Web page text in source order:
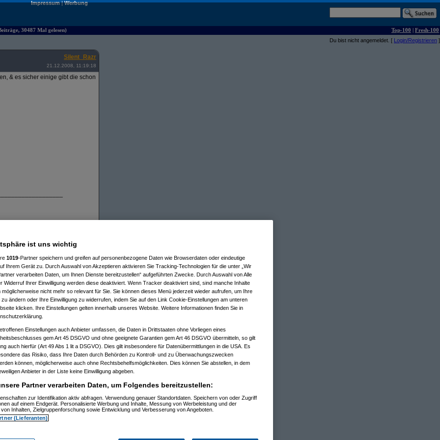
Impressum|Werbung
30487 Mal gelesen) Top-100 | Fresh-100
Du bist nicht angemeldet. [ Login/Registrieren ]
Silent_Razr
21.12.2008, 11:19:18
& es sicher einige gibt die schon
11:32:52)
11:35:10)
12:40:07)
21.12.2008, 12:43:46)
12:46:42)
21.12.2008, 12:48:51)
am 21.12.2008, 15:29:14)
am 21.12.2008, 12:49:41)
am 21.12.2008, 12:59:58)
am 22.12.2008, 19:52:16)
am 22.12.2008, 20:38:25)
am 22.12.2008, 20:56:19)
am 22.12.2008, 21:01:14)
am 22.12.2008, 21:06:19)
am 22.12.2008, 21:26:38)
ist uns wichtig
1019-Partner speichern und greifen auf personenbezogene Daten wie Browserdaten oder eindeutige
Ihrem Gerät zu. Durch Auswahl von Akzeptieren aktivieren Sie Tracking-Technologien für die unter „Wir
verarbeiten Daten, um Ihnen Dienste bereitzustellen“ aufgeführten Zwecke. Durch Auswahl von Alle
Widerruf Ihrer Einwilligung werden diese deaktiviert. Wenn Tracker deaktiviert sind, sind manche Inhalte
möglicherweise nicht mehr so relevant für Sie. Sie können dieses Menü jederzeit wieder aufrufen, um Ihre
zu ändern oder Ihre Einwilligung zu widerrufen, indem Sie auf den Link Cookie-Einstellungen am unteren
klicken. Ihre Einstellungen gelten innerhalb unseres Website. Weitere Informationen finden Sie in
Einstellungen auch Anbieter umfassen, die Daten in Drittstaaten ohne Vorliegen eines
gem Art 45 DSGVO und ohne geeignete Garantien gem Art 46 DSGVO übermitteln, so gilt
auch hierfür (Art 49 Abs 1 lit a DSGVO). Dies gilt insbesondere für Datenübermittlungen in die USA. Es
das Risiko, dass Ihre Daten durch Behörden zu Kontroll- und zu Überwachungszwecken
können, möglicherweise auch ohne Rechtsbehelfsmöglichkeiten. Dies können Sie abstellen, in dem
Anbieter in der Liste keine Einwilligung abgeben.
Partner verarbeiten Daten, um Folgendes bereitzustellen:
zur Identifikation aktiv abfragen. Verwendung genauer Standortdaten. Speichern von oder Zugriff
auf einem Endgerät. Personalisierte Werbung und Inhalte, Messung von Werbeleistung und der
Inhalten, Zielgruppenforschung sowie Entwicklung und Verbesserung von Angeboten.
(Lieferanten)